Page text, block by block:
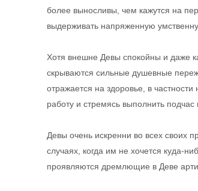
более выносливы, чем кажутся на
выдерживать напряженную
Хотя внешне Девы спокойны и даже
скрываются сильные душевные
отражается на здоровье, в
работу и стремясь выполнить
Девы очень искренни во всех своих
случаях, когда им не хочется куда-
проявляются дремлющие в Деве